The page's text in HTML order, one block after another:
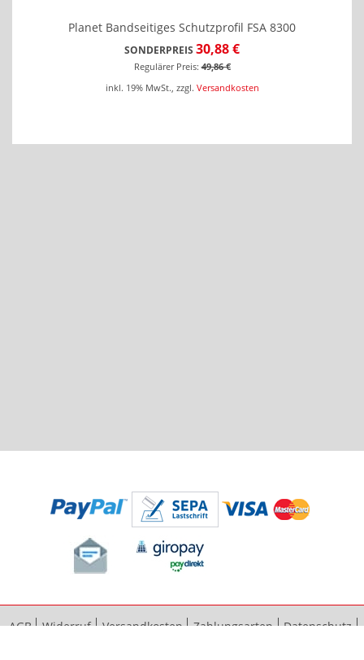
Planet Bandseitiges Schutzprofil FSA 8300
SONDERPREIS 30,88 €
Regulärer Preis: 49,86 €
inkl. 19% MwSt. zzgl. Versandkosten
AGB Widerruf Versandkosten Zahlungsarten
Datenschutz